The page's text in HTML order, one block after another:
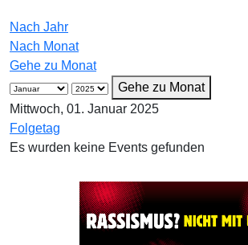
Nach Jahr
Nach Monat
Gehe zu Monat
Gehe zu Monat
Mittwoch, 01. Januar 2025
Folgetag
Es wurden keine Events gefunden